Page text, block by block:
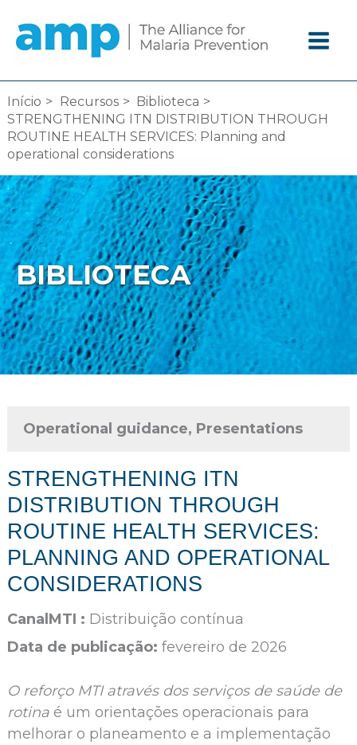
diretamente
para
o
conteúdo
Início Recursos
Biblioteca
STRENGTHENING ITN DISTRIBUTION THROUGH
ROUTINE HEALTH SERVICES: Planning and
operational considerations
BIBLIOTECA
Operational guidance, Presentations
STRENGTHENING ITN
DISTRIBUTION THROUGH
ROUTINE HEALTH SERVICES:
PLANNING AND OPERATIONAL
CONSIDERATIONS
CanalMTI : Distribuição contínua
Data de publicação: fevereiro de 2026
O reforço MTI através dos serviços de saúde de
rotina é um orientações operacionais para
melhorar o planeamento e a implementação